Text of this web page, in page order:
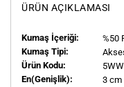
ÜRÜN AÇIKLAMASI
Kumaş İçeriği:
%50
Kumaş Tipi:
Ürün Kodu:
En(genişlik):
3 cm